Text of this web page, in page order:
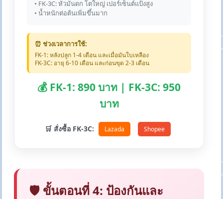
• FK-3C: หัวมันดก โตใหญ่ เปอร์เซ็นต์แป้งสูง
• น้ำหนักต่อต้นเพิ่มขึ้นมาก
⏰ ช่วงเวลาการใช้:
FK-1: หลังปลูก 1-4 เดือน และเมื่อมันใบเหลือง
FK-3C: อายุ 6-10 เดือน และก่อนขุด 2-3 เดือน
💰 FK-1: 890 บาท | FK-3C: 950
บาท
🛒 สั่งซื้อ FK-3C: Lazada Shopee
🛡️ ขั้นตอนที่ 4: ป้องกันและ